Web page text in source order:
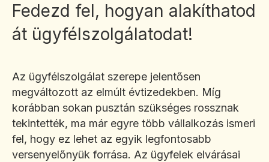
Fedezd fel, hogyan alakíthatod
át ügyfélszolgálatodat!
Az ügyfélszolgálat szerepe jelentősen
megváltozott az elmúlt évtizedekben. Míg
korábban sokan pusztán szükséges rossznak
tekintették, ma már egyre több vállalkozás ismeri
fel, hogy ez lehet az egyik legfontosabb
versenyelőnyük forrása. Az ügyfelek elvárásai